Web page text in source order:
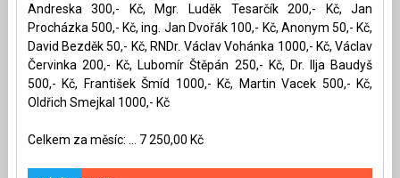
Andreska 300,- Kč, Mgr. Luděk Tesarčík 200,- Kč, Jan
Procházka 500,- Kč, ing. Jan Dvořák 100,- Kč, Anonym 50,- Kč,
David Bezděk 50,- Kč, RNDr. Václav Vohánka 1000,- Kč, Václav
Červinka 200,- Kč, Lubomír Štěpán 250,- Kč, Dr. Ilja Baudyš
500,- Kč, František Šmíd 1000,- Kč, Martin Vacek 500,- Kč,
Oldřich Smejkal 1000,- Kč
Celkem za měsíc: ... 7 250,00 Kč